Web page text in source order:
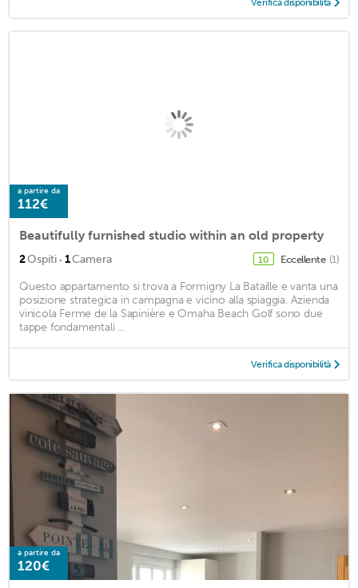
a partire da
112€
Beautifully furnished studio within an old property
2Ospiti · 1Camera 10 Eccellente (1)
Questo appartamento si trova a Formigny La Bataille e vanta una
posizione strategica in campagna e vicino alla spiaggia. Azienda
vinicola Ferme de la Sapinière e Omaha Beach Golf sono due
tappe fondamentali ...
Verifica disponibilità
a partire da
120€